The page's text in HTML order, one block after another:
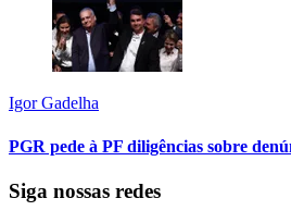
Igor Gadelha
PGR pede à PF diligências sobre
Siga nossas redes